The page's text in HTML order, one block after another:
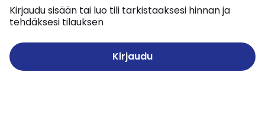
Kirjaudu sisään tai luo tili tarkistaaksesi hinnan ja
tehdäksesi tilauksen
Kirjaudu